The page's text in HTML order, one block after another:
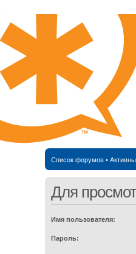
Список форумов•
Для
Имя пользователя:
Пароль: